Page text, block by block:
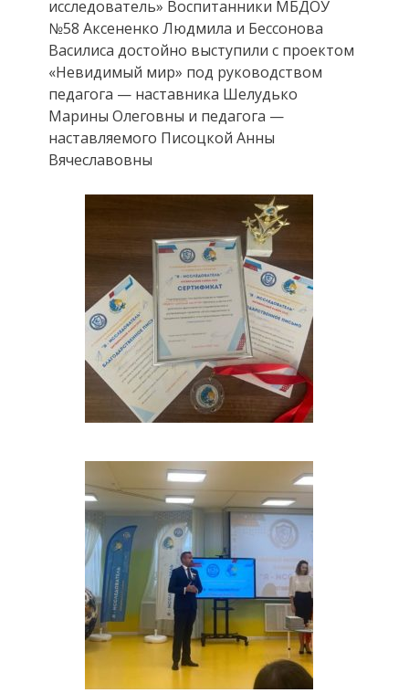
исследователь» Воспитанники МБДОУ
№58 Аксененко Людмила и Бессонова
Василиса достойно выступили с проектом
«Невидимый мир» под руководством
педагога — наставника Шелудько
Марины Олеговны и педагога —
наставляемого Писоцкой Анны
Вячеславовны